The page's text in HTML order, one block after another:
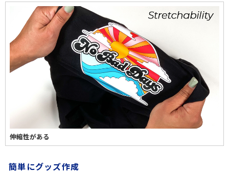
伸縮性がある
簡単にグッズ作成